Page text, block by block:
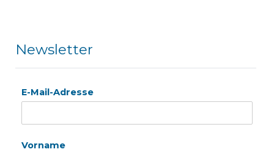
Newsletter
E-Mail-Adresse
Vorname